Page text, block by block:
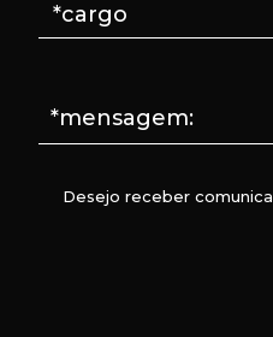
*mensagem:
Desejo receber